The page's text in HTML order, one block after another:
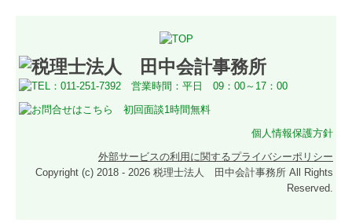
個人情報保護方針
外部サービスの利用に関するプライバシーポリシー
Copyright (c) 2018 - 2026 税理士法人 田中会計事務所 All Rights
Reserved.